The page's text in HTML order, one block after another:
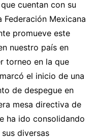
cuentan con su
Mexicana
promueve este
nuestro país en
torneo en la que
el inicio de una
de despegue en
mesa directiva de
ha ido consolidando
diversas